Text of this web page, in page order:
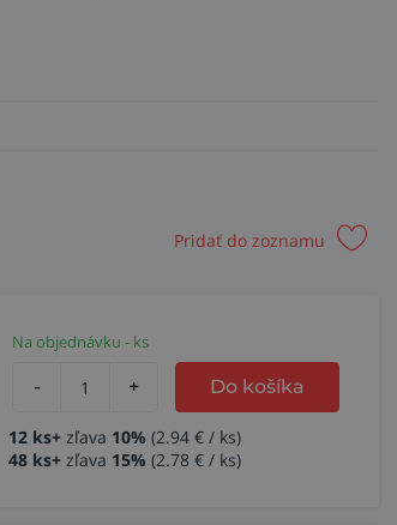
Pridať do zoznamu
Na objednávku - ks
- + Do košíka
12 ks+ zľava 10% (2.94 € / ks)
48 ks+ zľava 15% (2.78 € / ks)